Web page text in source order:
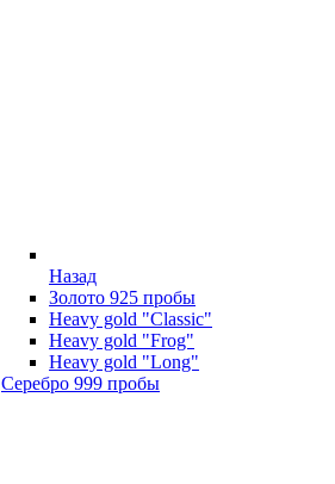
Назад
Золото 925 пробы
Heavy gold "Classic"
Heavy gold "Frog"
Heavy gold "Long"
Серебро 999 пробы